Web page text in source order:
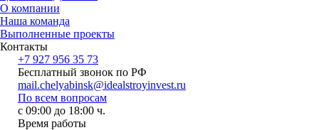
О компании
Наша команда
Выполненные проекты
Контакты
+7 927 956 35 73
Бесплатный звонок по РФ
mail.chelyabinsk@idealstroyinvest.ru
По всем вопросам
с 09:00 до 18:00 ч.
Время работы